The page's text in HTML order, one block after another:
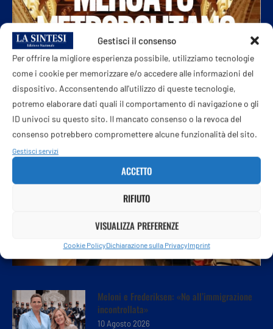
Gestisci il consenso
Per offrire la migliore esperienza possibile, utilizziamo tecnologie
come i cookie per memorizzare e/o accedere alle informazioni del
dispositivo. Acconsentendo all'utilizzo di queste tecnologie,
potremo elaborare dati quali il comportamento di navigazione o gli
ID univoci su questo sito. Il mancato consenso o la revoca del
consenso potrebbero compromettere alcune funzionalità del sito.
Gestisci servizi
ACCETTO
RIFIUTO
VISUALIZZA PREFERENZE
Cookie PolicyDichiarazione sulla PrivacyImprint
Meloni e Frederiksen: «No all’immigrazione
incontrollata»
10 Agosto 2026